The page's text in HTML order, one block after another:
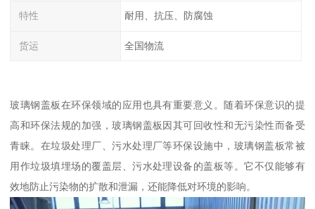
特性 耐用、抗压、防腐蚀
货运 全国物流
玻璃钢盖板在环保领域的应用也具有重要意义。随着环保意识的提
高和环保法规的加强，玻璃钢盖板因其可回收性和无污染性而备受
青睐。在垃圾处理厂、污水处理厂等环保设施中，玻璃钢盖板常被
用作垃圾填埋场的覆盖层、污水处理设备的盖板等。它不仅能够有
效地防止污染物的扩散和泄漏，还能降低对环境的影响。